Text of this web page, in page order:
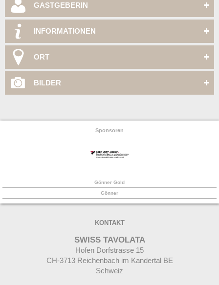
GASTGEBERIN
INFORMATIONEN
ORT
BILDER
Sponsoren
Gönner Gold
Gönner
KONTAKT
SWISS TAVOLATA
Hofen Dorfstrasse 15
CH-3713 Reichenbach im Kandertal BE
Schweiz